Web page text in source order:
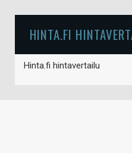
HINTA.FI
Hinta.fi hintavertailu